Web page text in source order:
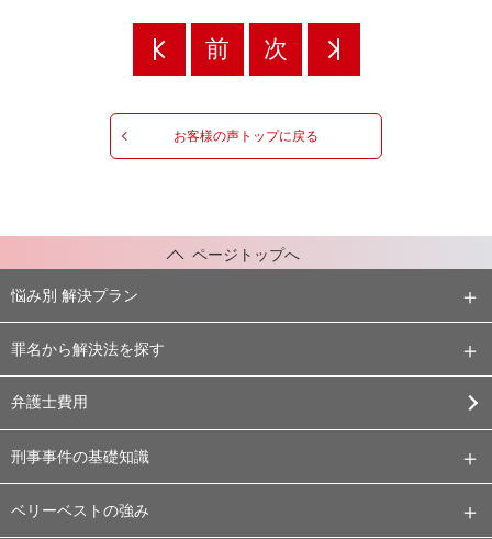
前 次
お客様の声トップに戻る
ページトップへ
悩み別 解決プラン
罪名から解決法を探す
弁護士費用
刑事事件の基礎知識
ベリーベストの強み